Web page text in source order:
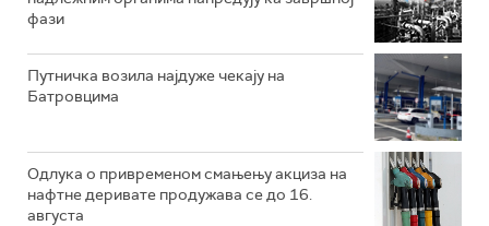
фази
Путничка возила најдуже чекају на
Батровцима
Одлука о привременом смањењу акциза на
нафтне деривате продужава се до 16.
августа